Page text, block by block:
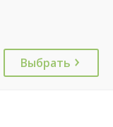
Выбрать